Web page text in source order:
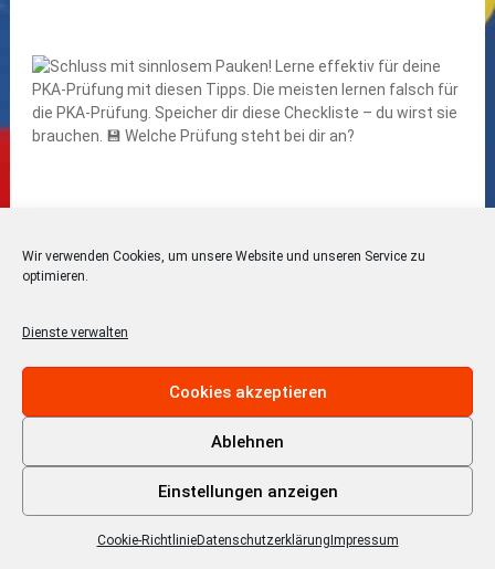
Wir verwenden Cookies, um unsere Website und unseren Service zu
optimieren.
Dienste verwalten
Cookies akzeptieren
Ablehnen
Einstellungen anzeigen
Cookie-RichtlinieDatenschutzerklärung Impressum